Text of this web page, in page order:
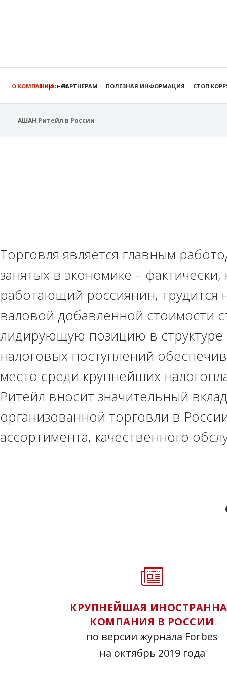
Воронеж
О КОМПАНИИ ПАРТНЕРАМ ПОЛЕЗНАЯ ИНФОРМАЦИЯ СТОП
АШАН Ритейл в России
Торговля является главным
занятых в экономике –
работающий россиянин, трудится
валовой добавленной стоимости
лидирующую позицию в структуре
налоговых поступлений
место среди крупнейших
Ритейл вносит значительный
организованной торговли в
ассортимента, качественного
КРУПНЕЙШАЯ
КОМПАНИЯ В РОССИИ
по версии журнала Forbes
на октябрь 2019 года